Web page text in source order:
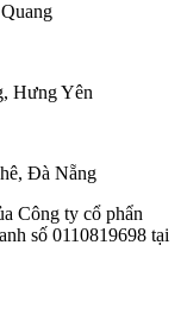
Hưng Yên
Đà Nẵng
Công ty cổ phẩn
số 0110819698 tại